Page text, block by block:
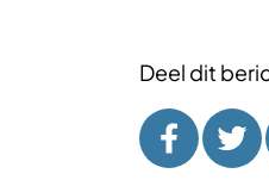
Deel dit